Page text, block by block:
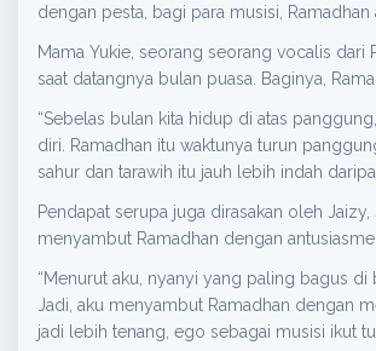
dengan pesta, bagi para musisi,
Mama Yukie, seorang seorang vocalis
saat datangnya bulan puasa. Baginya,
“Sebelas bulan kita hidup di atas panggung,
diri. Ramadhan itu waktunya turun
sahur dan tarawih itu jauh lebih indah
Pendapat serupa juga dirasakan oleh
menyambut Ramadhan dengan
“Menurut aku, nyanyi yang paling bagus
Jadi, aku menyambut Ramadhan dengan
jadi lebih tenang, ego sebagai musisi ikut